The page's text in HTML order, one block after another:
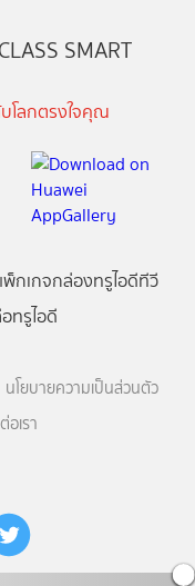
Limited.
SMART
โลกตรงใจคุณ
พ็กเกจกล่องทรูไอดีทีวี
ทรูไอดี
นโยบายความเป็นส่วนตัว
อเรา